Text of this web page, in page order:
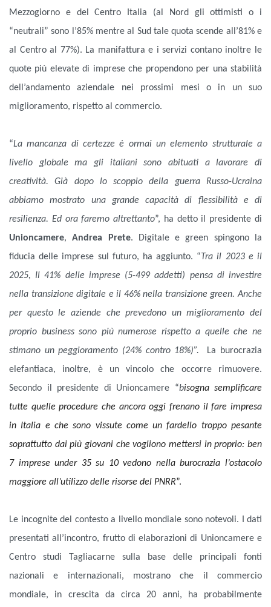
Mezzogiorno e del Centro Italia (al Nord gli ottimisti o i
“neutrali” sono l’85% mentre al Sud tale quota scende all’81% e
al Centro al 77%). La manifattura e i servizi contano inoltre le
quote più elevate di imprese che propendono per una stabilità
dell’andamento aziendale nei prossimi mesi o in un suo
miglioramento, rispetto al commercio.
“La mancanza di certezze è ormai un elemento strutturale a
livello globale ma gli italiani sono abituati a lavorare di
creatività. Già dopo lo scoppio della guerra Russo-Ucraina
abbiamo mostrato una grande capacità di flessibilità e di
resilienza. Ed ora faremo altrettanto”, ha detto il presidente di
Unioncamere,Andrea Prete. Digitale e green spingono la
fiducia delle imprese sul futuro, ha aggiunto. “Tra il 2023 e il
2025, Il 41% delle imprese (5-499 addetti) pensa di investire
nella transizione digitale e il 46% nella transizione green. Anche
per questo le aziende che prevedono un miglioramento del
proprio business sono più numerose rispetto a quelle che ne
stimano un peggioramento (24% contro 18%)”.
La burocrazia
elefantiaca, inoltre, è un vincolo che occorre rimuovere.
Secondo il presidente di Unioncamere “bisogna semplificare
tutte quelle procedure che ancora oggi frenano il fare impresa
in Italia e che sono vissute come un fardello troppo pesante
soprattutto dai più giovani che vogliono mettersi in proprio: ben
7 imprese under 35 su 10 vedono nella burocrazia l’ostacolo
maggiore all’utilizzo delle risorse del PNRR”.
Le incognite del contesto a livello mondiale sono notevoli. I dati
presentati all’incontro, frutto di elaborazioni di Unioncamere e
Centro studi Tagliacarne sulla base delle principali fonti
nazionali e internazionali, mostrano che il commercio
mondiale, in crescita da circa 20 anni, ha probabilmente